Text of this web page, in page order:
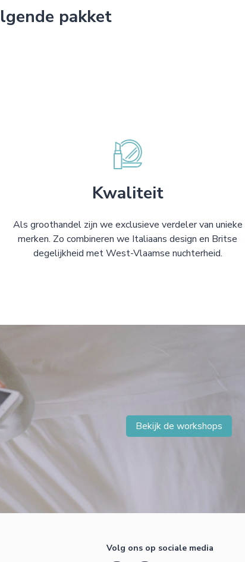
pakket
Kwaliteit
Als groothandel zijn we exclusieve verdeler van unieke
merken. Zo combineren we Italiaans design en Britse
degelijkheid met West-Vlaamse nuchterheid.
Bekijk de workshops
Volg ons op sociale media